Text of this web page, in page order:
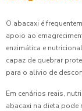
O abacaxi é
apoio ao
enzimática e
capaz de quebrar
para o alívio de
Em cenários reais,
abacaxi na dieta pode